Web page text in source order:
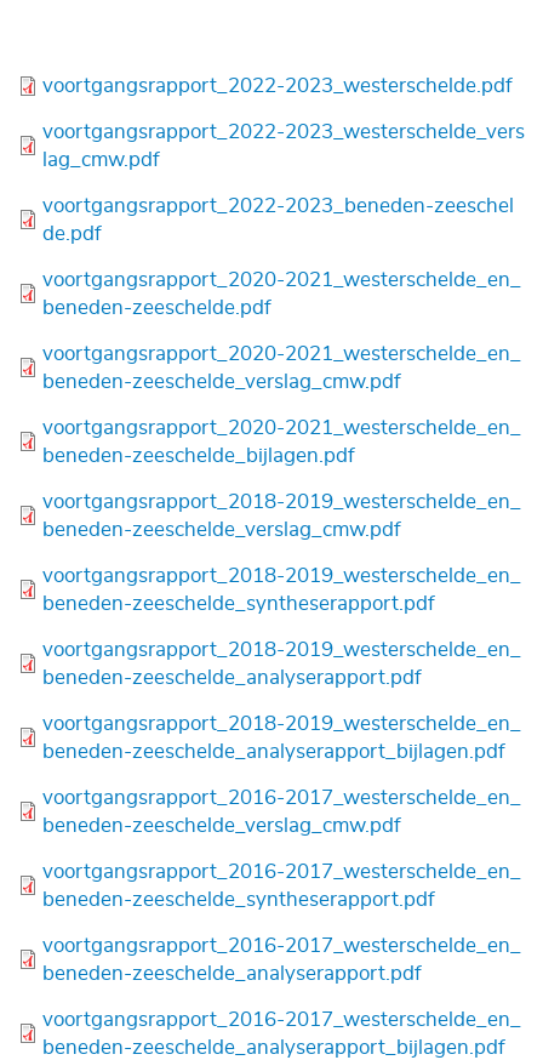
Bestand
voortgangsrapport_2022-2023_westerschelde.pdf
Bestand
voortgangsrapport_2022-2023_westerschelde_vers
lag_cmw.pdf
Bestand
voortgangsrapport_2022-2023_beneden-zeeschel
de.pdf
Bestand
voortgangsrapport_2020-2021_westerschelde_en_
beneden-zeeschelde.pdf
Bestand
voortgangsrapport_2020-2021_westerschelde_en_
beneden-zeeschelde_verslag_cmw.pdf
Bestand
voortgangsrapport_2020-2021_westerschelde_en_
beneden-zeeschelde_bijlagen.pdf
Bestand
voortgangsrapport_2018-2019_westerschelde_en_
beneden-zeeschelde_verslag_cmw.pdf
Bestand
voortgangsrapport_2018-2019_westerschelde_en_
beneden-zeeschelde_syntheserapport.pdf
Bestand
voortgangsrapport_2018-2019_westerschelde_en_
beneden-zeeschelde_analyserapport.pdf
Bestand
voortgangsrapport_2018-2019_westerschelde_en_
beneden-zeeschelde_analyserapport_bijlagen.pdf
Bestand
voortgangsrapport_2016-2017_westerschelde_en_
beneden-zeeschelde_verslag_cmw.pdf
Bestand
voortgangsrapport_2016-2017_westerschelde_en_
beneden-zeeschelde_syntheserapport.pdf
Bestand
voortgangsrapport_2016-2017_westerschelde_en_
beneden-zeeschelde_analyserapport.pdf
Bestand
voortgangsrapport_2016-2017_westerschelde_en_
beneden-zeeschelde_analyserapport_bijlagen.pdf